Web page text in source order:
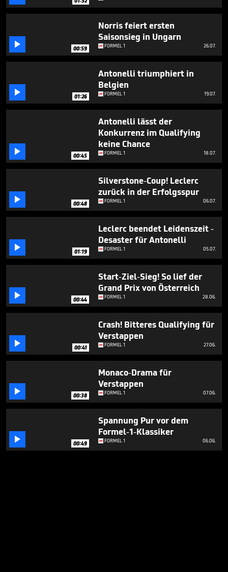
55
seconds
 00:59
Norris feiert ersten
Saisonsieg in Ungarn
FORMEL 1 26.07.
 01:26
Antonelli triumphiert in
Belgien
FORMEL 1 19.07.
 00:45
Antonelli lässt der
Konkurrenz im Qualifying
keine Chance
FORMEL 1 18.07.
 00:48
Silverstone-Coup! Leclerc
zurück in der Erfolgsspur
FORMEL 1 06.07.
 01:19
Leclerc beendet Leidenszeit -
Desaster für Antonelli
FORMEL 1 05.07.
 00:44
Start-Ziel-Sieg! So lief der
Grand Prix von Österreich
FORMEL 1 28.06.
 00:41
Crash! Bitteres Qualifying für
Verstappen
FORMEL 1 27.06.
 00:38
Monaco-Drama für
Verstappen
FORMEL 1 07.06.
 00:49
Spannung Pur vor dem
Formel-1-Klassiker
FORMEL 1 06.06.